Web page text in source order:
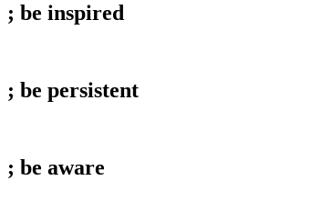
; be inspired
; be persistent
; be aware